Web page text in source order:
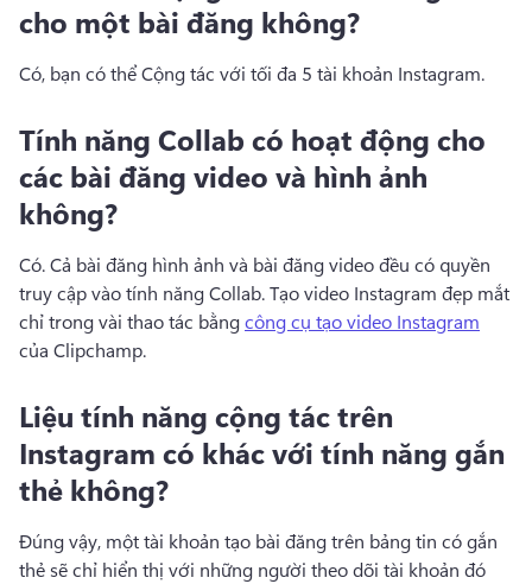
cho một bài đăng không?
Có, bạn có thể Cộng tác với tối đa 5 tài khoản Instagram.
Tính năng Collab có hoạt động cho
các bài đăng video và hình ảnh
không?
Có. Cả bài đăng hình ảnh và bài đăng video đều có quyền
truy cập vào tính năng Collab. Tạo video Instagram đẹp mắt
chỉ trong vài thao tác bằng công cụ tạo video Instagram
của Clipchamp.
Liệu tính năng cộng tác trên
Instagram có khác với tính năng gắn
thẻ không?
Đúng vậy, một tài khoản tạo bài đăng trên bảng tin có gắn
thẻ sẽ chỉ hiển thị với những người theo dõi tài khoản đó